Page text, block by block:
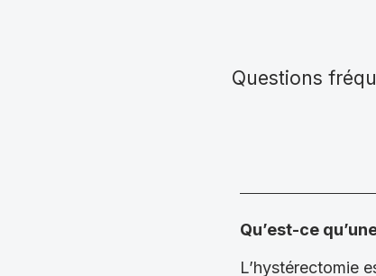
Questions
Qu’est-ce
L’hystérectomie